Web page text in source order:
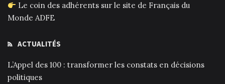
Le coin des adhérents sur le site de Français du
Monde ADFE
ACTUALITÉS
L’Appel des 100 : transformer les constats en décisions
politiques